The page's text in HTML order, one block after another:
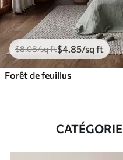
$8.08/sq ft$4 .85/sq ft
Forêt de feuillus